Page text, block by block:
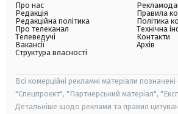
Про нас
Редакція
Редакційна політика
Про телеканал
Телеведучі
Вакансії
Структура власності
Правила
Політика
Технічна
Контакти
Архів
Всі комерційні рекламні матеріали
"Спецпроєкт", "Партнерський матеріал",
Детальніше щодо реклами та правил